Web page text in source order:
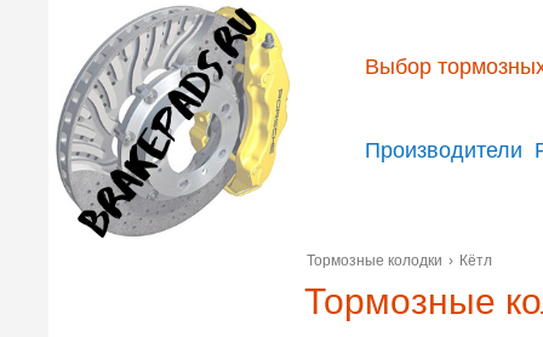
Выбор
Производители
Тормозные колодки › Кётл
Тормозные